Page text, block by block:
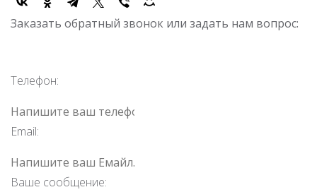
Заказать обратный звонок или задать нам вопрос:
Телефон:
Email:
Ваше сообщение: